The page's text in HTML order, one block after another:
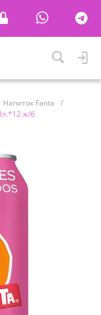
Напиток Fanta
/
ж/б